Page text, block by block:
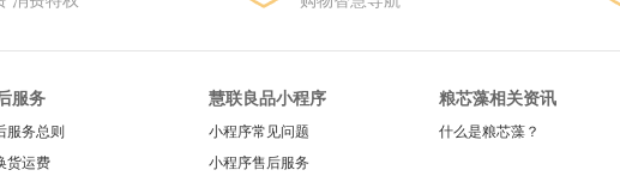
服务
服务总则
货运费
慧联良品小程序
小程序常见问题
小程序售后服务
粮芯藻相关资讯
什么是粮芯藻？